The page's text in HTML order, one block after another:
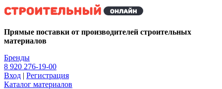
Kg
Прямые поставки от производителей строительных
материалов
Бренды
8 920 276-19-00
Вход | Регистрация
Каталог материалов